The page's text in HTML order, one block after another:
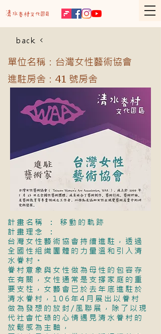
back
單位名稱：台灣女性藝術協會
進駐房舍：41 號房舍
計畫名稱 ： 移動的軌跡
計畫理念 ：
台灣女性藝術協會持續進駐，透過
全國性組織團體的力量溫和引入清
水眷村。
眷村意象與女性做為母性的包容存
在有關，女性通常是支撐家庭的重
要支柱，女藝會已於去年底進駐於
清水眷村，106年4月展出以眷村
做為發想的放封/風聯展，除了以現
代社會忙碌的心情遇見清水眷村的
放鬆感為主軸，